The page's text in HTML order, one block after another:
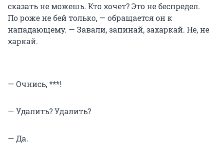
сказать не можешь. Кто хочет? Это не беспредел.
По роже не бей только, — обращается он к
нападающему. — Завали, запинай, захаркай. Не, не
харкай.
— Очнись, ***!
— Удалить? Удалить?
— Да.